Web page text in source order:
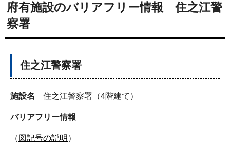
府有施設のバリアフリー情報 住之江警
察署
住之江警察署
施設名 住之江警察署（4階建て）
バリアフリー情報
（ 図記号の説明 ）